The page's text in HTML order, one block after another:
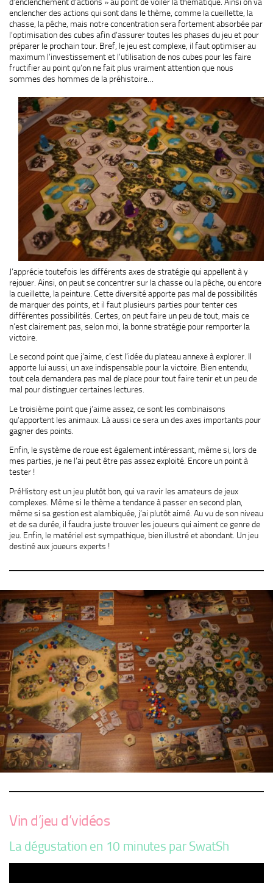
d’enclenchement d’actions » au point de voiler la thématique. Ainsi on va
enclencher des actions qui sont dans le thème, comme la cueillette, la
chasse, la pêche, mais notre concentration sera fortement absorbée par
l’optimisation des cubes afin d’assurer toutes les phases du jeu et pour
préparer le prochain tour. Bref, le jeu est complexe, il faut optimiser au
maximum l’investissement et l’utilisation de nos cubes pour les faire
fructifier au point qu’on ne fait plus vraiment attention que nous
sommes des hommes de la préhistoire…
J’apprécie toutefois les différents axes de stratégie qui appellent à y
rejouer. Ainsi, on peut se concentrer sur la chasse ou la pêche, ou encore
la cueillette, la peinture. Cette diversité apporte pas mal de possibilités
de marquer des points, et il faut plusieurs parties pour tenter ces
différentes possibilités. Certes, on peut faire un peu de tout, mais ce
n’est clairement pas, selon moi, la bonne stratégie pour remporter la
victoire.
Le second point que j’aime, c’est l’idée du plateau annexe à explorer. Il
apporte lui aussi, un axe indispensable pour la victoire. Bien entendu,
tout cela demandera pas mal de place pour tout faire tenir et un peu de
mal pour distinguer certaines lectures.
Le troisième point que j’aime assez, ce sont les combinaisons
qu’apportent les animaux. Là aussi ce sera un des axes importants pour
gagner des points.
Enfin, le système de roue est également intéressant, même si, lors de
mes parties, je ne l’ai peut être pas assez exploité. Encore un point à
tester !
PréHistory est un jeu plutôt bon, qui va ravir les amateurs de jeux
complexes. Même si le thème a tendance à passer en second plan,
même si sa gestion est alambiquée, j’ai plutôt aimé. Au vu de son niveau
et de sa durée, il faudra juste trouver les joueurs qui aiment ce genre de
jeu. Enfin, le matériel est sympathique, bien illustré et abondant. Un jeu
destiné aux joueurs experts !
Vin d’jeu d’vidéos
La dégustation en 10 minutes par SwatSh